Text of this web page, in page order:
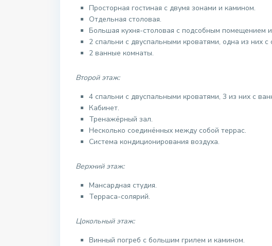
Просторная гостиная с двумя зонами и камином.
Отдельная столовая.
Большая кухня-столовая с подсобным помещением
2 спальни с двуспальными кроватями, одна из них
2 ванные комнаты.
Второй этаж:
4 спальни с двуспальными кроватями, 3 из них с
Кабинет.
Тренажёрный зал.
Несколько соединённых между собой террас.
Система кондиционирования воздуха.
Верхний этаж:
Мансардная студия.
Терраса-солярий.
Цокольный этаж:
Винный погреб с большим грилем и камином.